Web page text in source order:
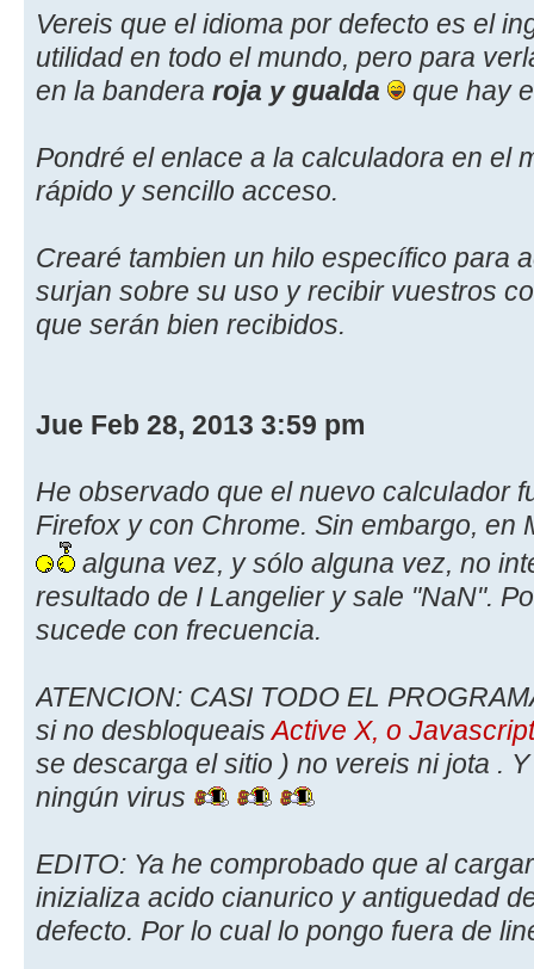
Vereis que el idioma por defecto es el
utilidad en todo el mundo, pero para
en la bandera roja y gualda que hay
Pondré el enlace a la calculadora en el
rápido y sencillo acceso.
Crearé tambien un hilo específico para
surjan sobre su uso y recibir vuestros
que serán bien recibidos.
Jue Feb 28, 2013 3:59 pm
He observado que el nuevo calculador
Firefox y con Chrome. Sin embargo, en
alguna vez, y sólo alguna vez, no
resultado de I Langelier y sale "NaN".
sucede con frecuencia.
ATENCION: CASI TODO EL
si no desbloqueaisActive X, o Javascript
se descarga el sitio ) no vereis ni jota .
ningún virus
EDITO: Ya he comprobado que al
inizializa acido cianurico y antiguedad
defecto. Por lo cual lo pongo fuera de